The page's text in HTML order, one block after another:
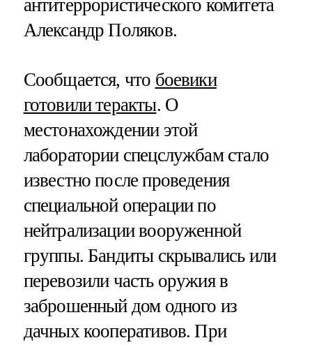
антитеррористического комитета
Александр Поляков.
Сообщается, что боевики
готовили теракты. О
местонахождении этой
лаборатории спецслужбам стало
известно после проведения
специальной операции по
нейтрализации вооруженной
группы. Бандиты скрывались или
перевозили часть оружия в
заброшенный дом одного из
дачных кооперативов. При